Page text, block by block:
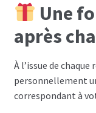
Une
après
À l’issue de
personnellement
correspondant à